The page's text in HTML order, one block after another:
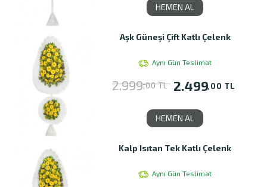
HEMEN AL
Aşk Güneşi Çift Katlı Çelenk
Aynı Gün Teslimat
2.999,00 TL 2.499,00 TL
HEMEN AL
Kalp Isıtan Tek Katlı Çelenk
Aynı Gün Teslimat